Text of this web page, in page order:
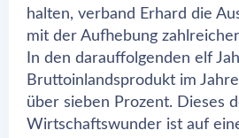
halten, verband Erhard die
mit der Aufhebung
In den darauffolgenden elf
Bruttoinlandsprodukt im
über sieben Prozent. Dieses
Wirtschaftswunder ist auf